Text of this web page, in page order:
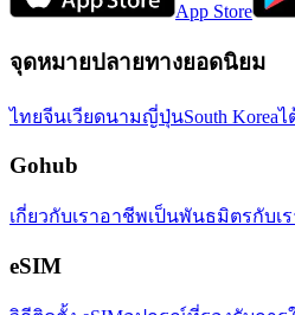
App Store
จุดหมายปลายทางยอดนิยม
ไทยจีนเวียดนามญี่ปุ่นSouth Koreaไ
Gohub
เกี่ยวกับเราอาชีพเป็นพันธมิตรกับเร
eSIM